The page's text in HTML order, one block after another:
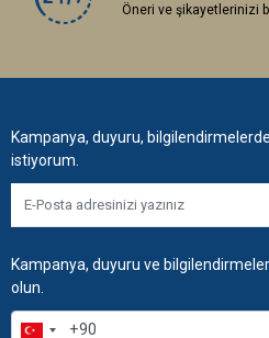
Öneri ve şikayetlerinizi
Kampanya, duyuru,
istiyorum.
Kampanya, duyuru ve
olun.